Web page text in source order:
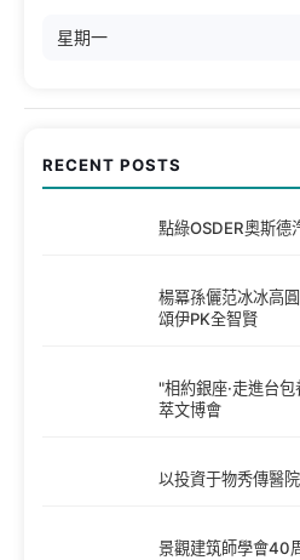
星期一
RECENT POSTS
點綠OSDER奧斯德
楊冪孫儷范冰冰高
頌伊PK全智賢
"相約銀座·走進台
萃文博會
以投資于物秀傳醫
景觀建筑師學會40